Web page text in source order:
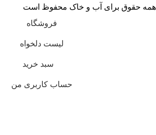
همه حقوق برای آب و خاک محفوظ است
فروشگاه
لیست دلخواه
سبد خرید
حساب کاربری من